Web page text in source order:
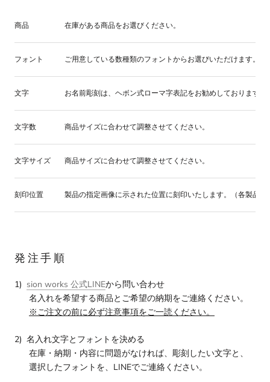
商品 在庫がある商品をお選びください。
フォント ご用意している数種類のフォントからお選びいただけます。
文字 お名前彫刻は、ヘボン式ローマ字表記をお勧めしております。
文字数 商品サイズに合わせて調整させてください。
文字サイズ 商品サイズに合わせて調整させてください。
刻印位置 製品の指定画像に示された位置に刻印いたします。（各製品
発注手順
1) sion works 公式LINEから問い合わせ
名入れを希望する商品とご希望の納期をご連絡ください。
※ご注文の前に必ず注意事項をご一読ください。
2) 名入れ文字とフォントを決める
在庫・納期・内容に問題がなければ、彫刻したい文字と、
選択したフォントを、 LINEでご連絡ください。